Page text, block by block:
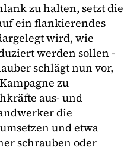
zu halten, setzt die
ein flankierendes
wird, wie
werden sollen -
schlägt nun vor,
zu
aus- und
die
und etwa
schrauben oder